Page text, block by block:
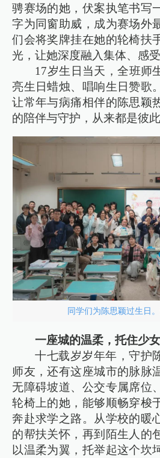
骋赛场的她，伏案执笔书写
字为同窗助威，成为赛场外
们会将奖牌挂在她的轮椅扶
光，让她深度融入集体、感受
17岁生日当天，全班师
亮生日蜡烛、唱响生日赞歌
让常年与病痛相伴的陈思颖
的陪伴与守护，从来都是彼
同学们为陈思颖过生日
一座城的温柔，托住少
十七载岁岁年年，守护
师友，还有这座城市的脉脉
无障碍坡道、公交专属席位
轮椅上的她，能够顺畅穿梭
奔赴求学之路。从学校的暖
的帮扶关怀，再到陌生人的
以温柔为翼，托举起这个坎